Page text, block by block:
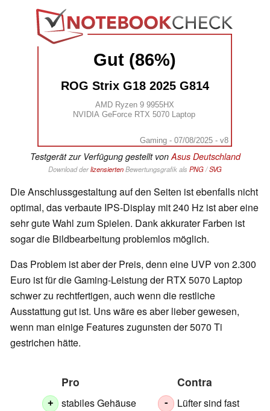
Gut (86%)
ROG Strix G18 2025 G814
AMD Ryzen 9 9955HX
NVIDIA GeForce RTX 5070 Laptop
Gaming - 07/08/2025 - v8
Testgerät zur Verfügung gestellt vonAsus Deutschland
Download derlizensiertenBewertungsgrafik als PNG/SVG
Die Anschlussgestaltung auf den Seiten ist ebenfalls nicht
optimal, das verbaute IPS-Display mit 240 Hz ist aber eine
sehr gute Wahl zum Spielen. Dank akkurater Farben ist
sogar die Bildbearbeitung problemlos möglich.
Das Problem ist aber der Preis, denn eine UVP von 2.300
Euro ist für die Gaming-Leistung der RTX 5070 Laptop
schwer zu rechtfertigen, auch wenn die restliche
Ausstattung gut ist. Uns wäre es aber lieber gewesen,
wenn man einige Features zugunsten der 5070 Ti
gestrichen hätte.
Pro
+ stabiles Gehäuse
Contra
-
Lüfter sind fast